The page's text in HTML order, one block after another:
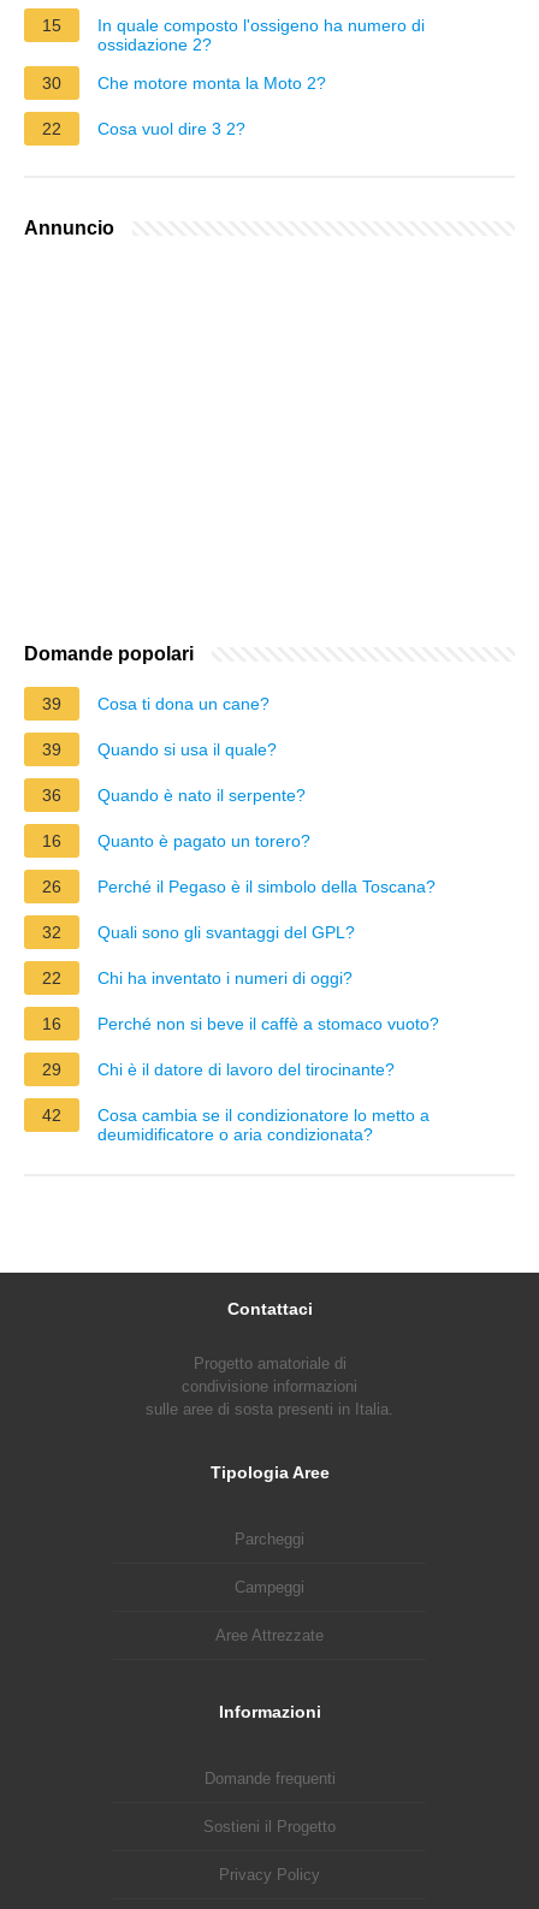
15
In quale composto l'ossigeno ha numero di
ossidazione 2?
30
Che motore monta la Moto 2?
22 Cosa vuol dire 3 2?
Annuncio
Domande popolari
39 Cosa ti dona un cane?
39 Quando si usa il quale?
36 Quando è nato il serpente?
16 Quanto è pagato un torero?
26 Perché il Pegaso è il simbolo della Toscana?
32 Quali sono gli svantaggi del GPL?
22 Chi ha inventato i numeri di oggi?
16 Perché non si beve il caffè a stomaco vuoto?
29 Chi è il datore di lavoro del tirocinante?
42
Cosa cambia se il condizionatore lo metto a
deumidificatore o aria condizionata?
Contattaci
Progetto amatoriale di
condivisione informazioni
sulle aree di sosta presenti in Italia.
Tipologia Aree
Parcheggi
Campeggi
Aree Attrezzate
Informazioni
Domande frequenti
Sostieni il Progetto
Privacy Policy